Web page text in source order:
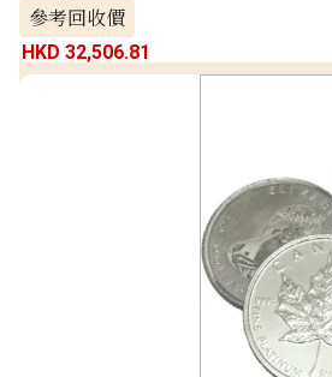
參考回收價
HKD 32,506.81